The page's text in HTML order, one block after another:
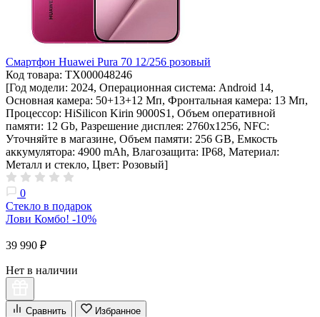
Смартфон Huawei Pura 70 12/256 розовый
Код товара: ТХ000048246
[Год модели: 2024, Операционная система: Android 14,
Основная камера: 50+13+12 Мп, Фронтальная камера: 13 Мп,
Процессор: HiSilicon Kirin 9000S1, Объем оперативной
памяти: 12 Gb, Разрешение дисплея: 2760х1256, NFC:
Уточняйте в магазине, Объем памяти: 256 GB, Емкость
аккумулятора: 4900 mAh, Влагозащита: IP68, Материал:
Металл и стекло, Цвет: Розовый]
0
Стекло в подарок
Лови Комбо! -10%
39 990 ₽
Нет в наличии
Сравнить Избранное